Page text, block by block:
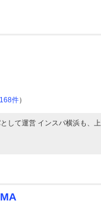
件）
して運営 インスパ横浜も、